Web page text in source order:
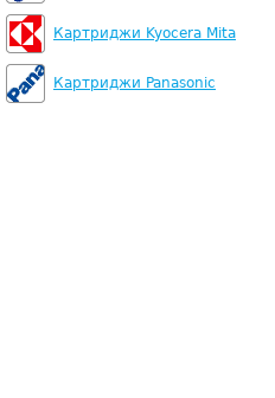
Картриджи Kyocera Mita
Картриджи Panasonic